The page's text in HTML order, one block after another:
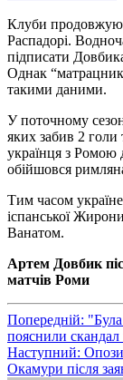
Клуби
Распадорі.
підписати
Однак
такими даними.
У поточному
яких забив 2 голи
українця з Ромою
обійшовся
Тим часом
іспанської
Ванатом.
Артем Довбик
матчів Роми
Навігація
записів
Попередній:
пояснили скандал
Наступний:
Окамури після